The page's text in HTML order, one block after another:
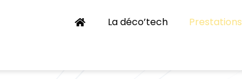
La déco’tech Prestations